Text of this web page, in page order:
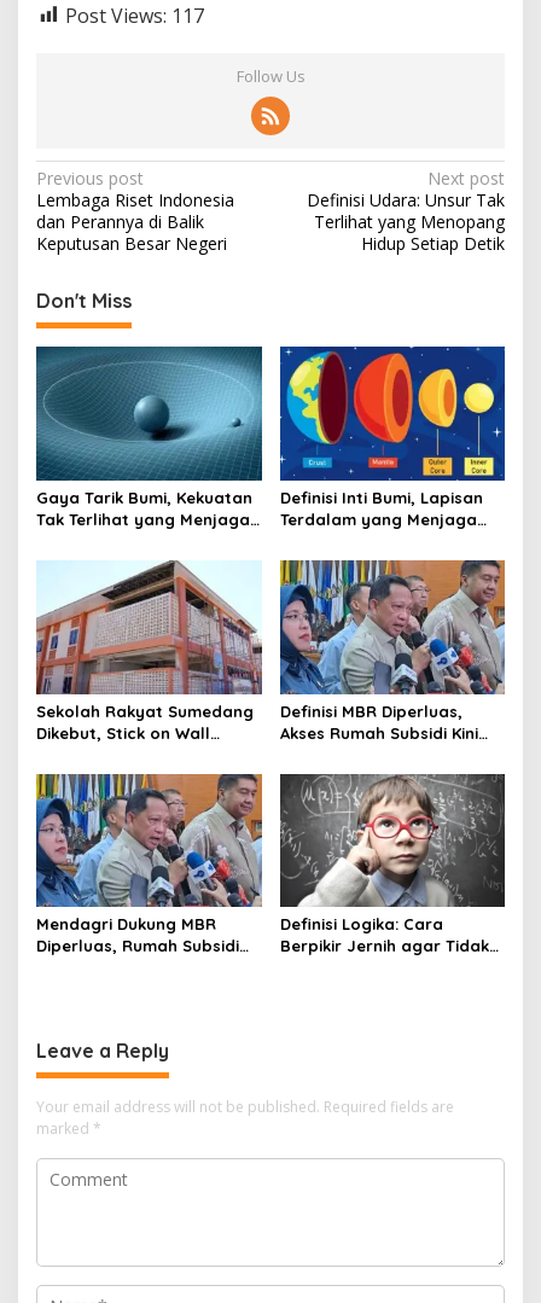
Post Views: 117
Follow Us
Post
navigation
Previous post
Lembaga Riset Indonesia
dan Perannya di Balik
Keputusan Besar Negeri
Next post
Definisi Udara: Unsur Tak
Terlihat yang Menopang
Hidup Setiap Detik
Don't Miss
Gaya Tarik Bumi, Kekuatan
Tak Terlihat yang Menjaga
Definisi Inti Bumi, Lapisan
Terdalam yang Menjaga
Sekolah Rakyat Sumedang
Dikebut, Stick on Wall
Definisi MBR Diperluas,
Akses Rumah Subsidi Kini
Warga
Mendagri Dukung MBR
Diperluas, Rumah Subsidi
Definisi Logika: Cara
Berpikir Jernih agar Tidak
Leave a Reply
Your email address will not be published. Required fields are
marked *